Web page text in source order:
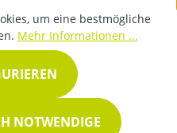
um eine bestmögliche
Mehr Informationen ...
NOTWENDIGE